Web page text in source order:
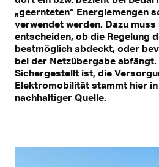
„geernteten“ Energiemengen
verwendet werden. Dazu
entscheiden, ob die Regelung
bestmöglich abdeckt, oder
bei der Netzübergabe abfängt.
Sichergestellt ist, die
Elektromobilität stammt hier in
nachhaltiger Quelle.